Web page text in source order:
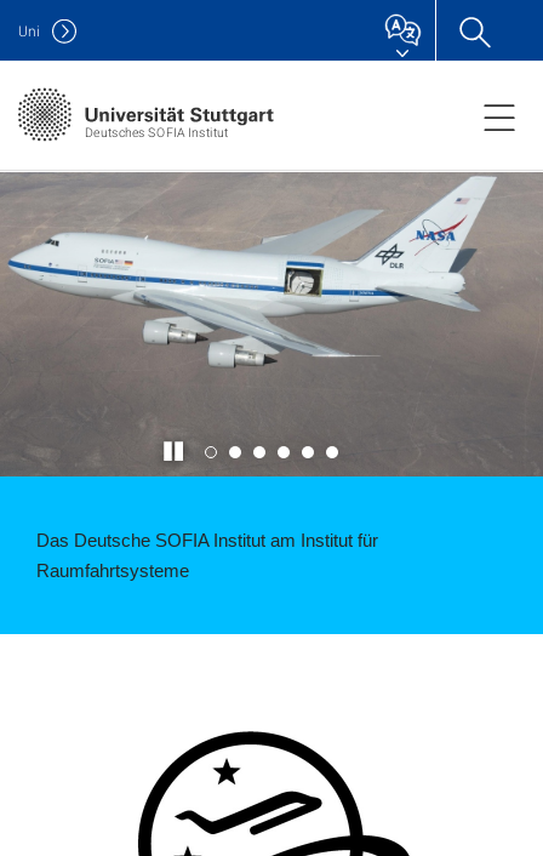
Deutsches SOFIA Institut
Uni
Das Deutsche SOFIA Institut am Institut für
Raumfahrtsysteme